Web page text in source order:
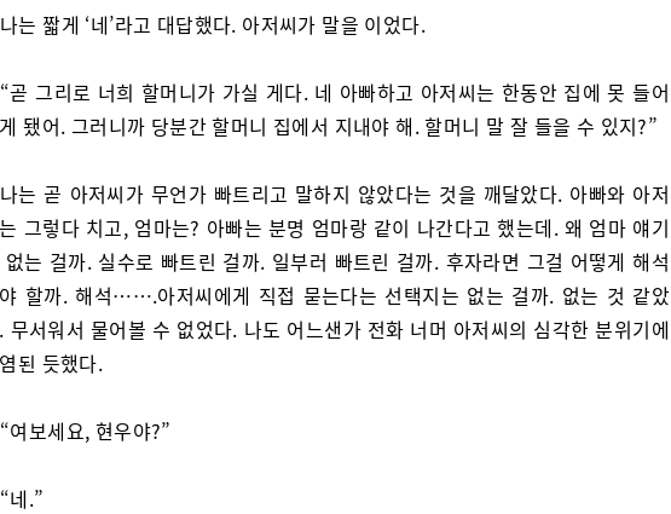
나는 짧게 ‘네’라고 대답했다. 아저씨가 말을 이었다.
“곧 그리로 너희 할머니가 가실 게다. 네 아빠하고 아저씨는 한동안 집에 못 들어
됐어. 그러니까 당분간 할머니 집에서 지내야 해. 할머니 말 잘 들을 수 있지?”
나는 곧 아저씨가 무언가 빠트리고 말하지 않았다는 것을 깨달았다. 아빠와 아저
그렇다 치고, 엄마는? 아빠는 분명 엄마랑 같이 나간다고 했는데. 왜 엄마 얘기
는 걸까. 실수로 빠트린 걸까. 일부러 빠트린 걸까. 후자라면 그걸 어떻게 해석
할까. 해석…….아저씨에게 직접 묻는다는 선택지는 없는 걸까. 없는 것 같았
무서워서 물어볼 수 없었다. 나도 어느샌가 전화 너머 아저씨의 심각한 분위기에
된 듯했다.
“여보세요, 현우야?”
“네.”